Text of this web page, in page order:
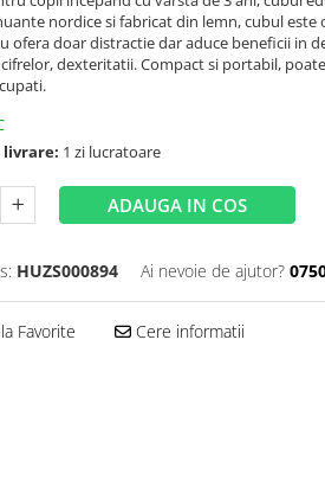
nordice si fabricat din lemn, cubul este
ofera doar distractie dar aduce beneficii in
dexteritatii. Compact si portabil,
livrare: 1 zi lucratoare
ADAUGA IN COS
HUZS000894 Ai nevoie de ajutor?
Favorite Cere informatii